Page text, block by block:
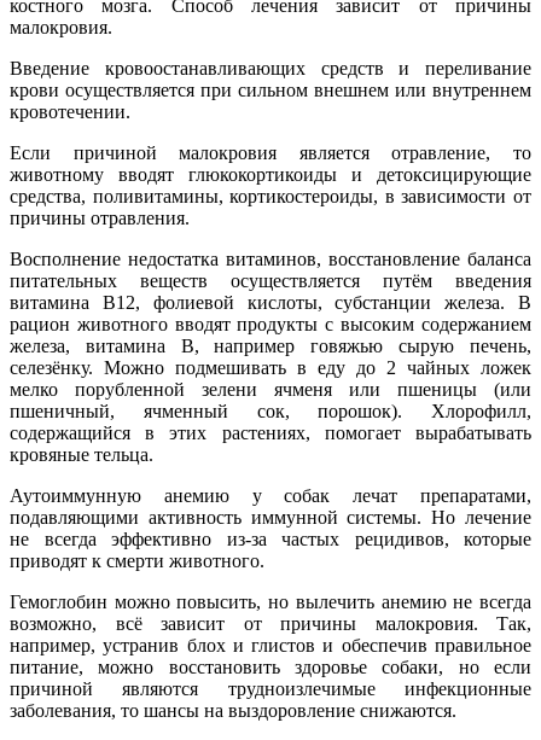
костного мозга. Способ лечения зависит от причины
малокровия.
Введение кровоостанавливающих средств и переливание
крови осуществляется при сильном внешнем или внутреннем
кровотечении.
Если причиной малокровия является отравление, то
животному вводят глюкокортикоиды и детоксицирующие
средства, поливитамины, кортикостероиды, в зависимости от
причины отравления.
Восполнение недостатка витаминов, восстановление баланса
питательных веществ осуществляется путём введения
витамина В12, фолиевой кислоты, субстанции железа. В
рацион животного вводят продукты с высоким содержанием
железа, витамина В, например говяжью сырую печень,
селезёнку. Можно подмешивать в еду до 2 чайных ложек
мелко порубленной зелени ячменя или пшеницы (или
пшеничный, ячменный сок, порошок). Хлорофилл,
содержащийся в этих растениях, помогает вырабатывать
кровяные тельца.
Аутоиммунную анемию у собак лечат препаратами,
подавляющими активность иммунной системы. Но лечение
не всегда эффективно из-за частых рецидивов, которые
приводят к смерти животного.
Гемоглобин можно повысить, но вылечить анемию не всегда
возможно, всё зависит от причины малокровия. Так,
например, устранив блох и глистов и обеспечив правильное
питание, можно восстановить здоровье собаки, но если
причиной являются трудноизлечимые инфекционные
заболевания, то шансы на выздоровление снижаются.